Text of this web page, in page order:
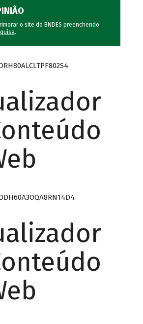
o site do BNDES preenchendo
.